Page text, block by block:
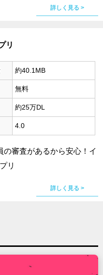
詳しく見る >
リ
約40.1MB
無料
約25万DL
4.0
の審査があるから安心！イ
リ
詳しく見る >